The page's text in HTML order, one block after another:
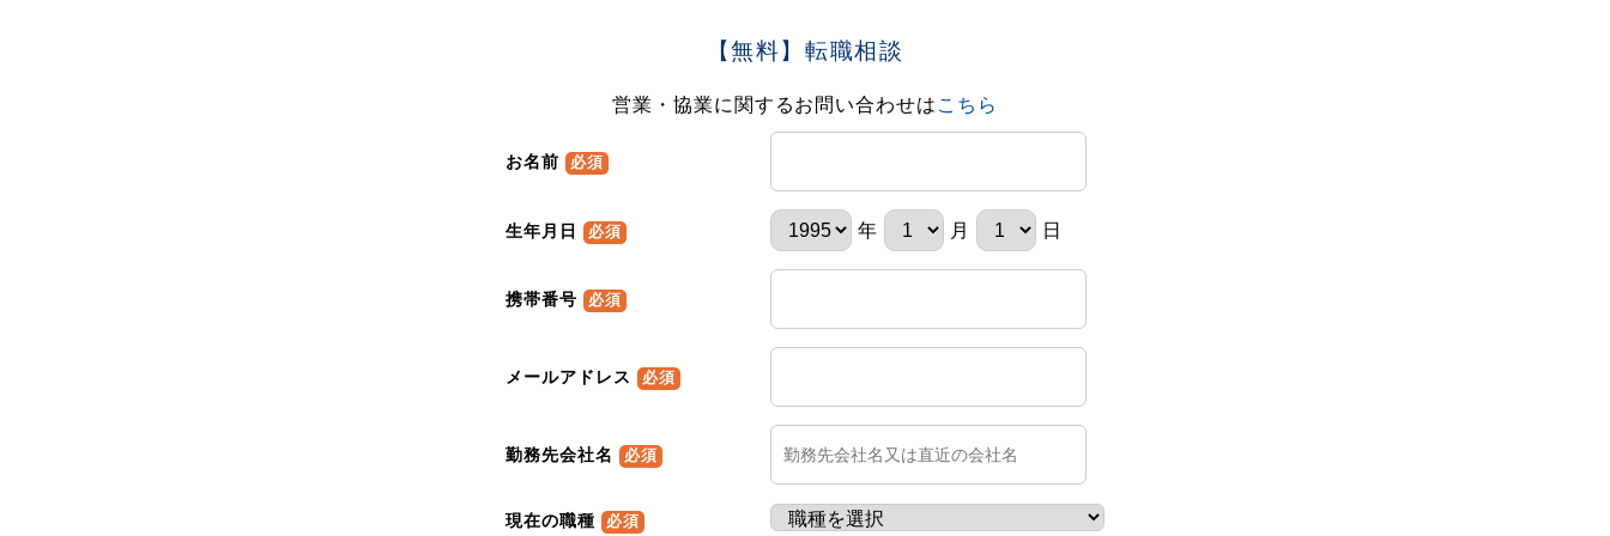
【無料】転職相談
営業・協業に関するお問い合わせは こちら
お名前 必須
生年月日 必須 年 月 日
携帯番号 必須
メールアドレス 必須
勤務先会社名 必須
現在の職種 必須